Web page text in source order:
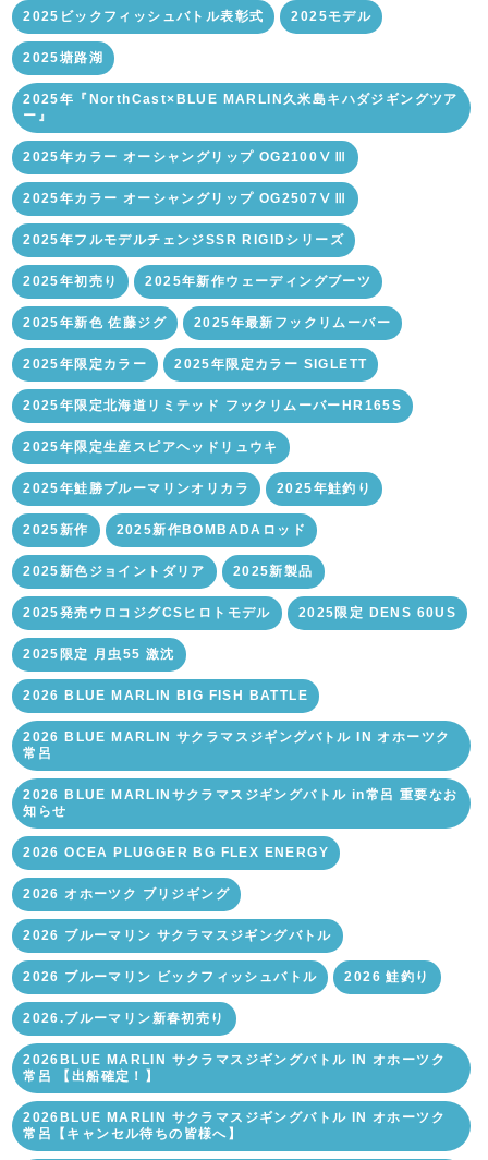
2025ビックフィッシュバトル表彰式 2025モデル
2025塘路湖
2025年『NorthCast×BLUE MARLIN久米島キハダジギングツア
ー』
2025年カラー オーシャングリップ OG2100ⅤⅢ
2025年カラー オーシャングリップ OG2507ⅤⅢ
2025年フルモデルチェンジSSR RIGIDシリーズ
2025年初売り 2025年新作ウェーディングブーツ
2025年新色 佐藤ジグ 2025年最新フックリムーバー
2025年限定カラー 2025年限定カラー SIGLETT
2025年限定北海道リミテッド フックリムーバーHR165S
2025年限定生産スピアヘッドリュウキ
2025年鮭勝ブルーマリンオリカラ 2025年鮭釣り
2025新作 2025新作BOMBADAロッド
2025新色ジョイントダリア 2025新製品
2025発売ウロコジグCSヒロトモデル 2025限定 DENS 60US
2025限定 月虫55 激沈
2026 BLUE MARLIN BIG FISH BATTLE
2026 BLUE MARLIN サクラマスジギングバトル IN オホーツク
常呂
2026 BLUE MARLINサクラマスジギングバトル in常呂 重要なお
知らせ
2026 OCEA PLUGGER BG FLEX ENERGY
2026 オホーツク ブリジギング
2026 ブルーマリン サクラマスジギングバトル
2026 ブルーマリン ビックフィッシュバトル 2026 鮭釣り
2026.ブルーマリン新春初売り
2026BLUE MARLIN サクラマスジギングバトル IN オホーツク
常呂 【出船確定！】
2026BLUE MARLIN サクラマスジギングバトル IN オホーツク
常呂【キャンセル待ちの皆様へ】